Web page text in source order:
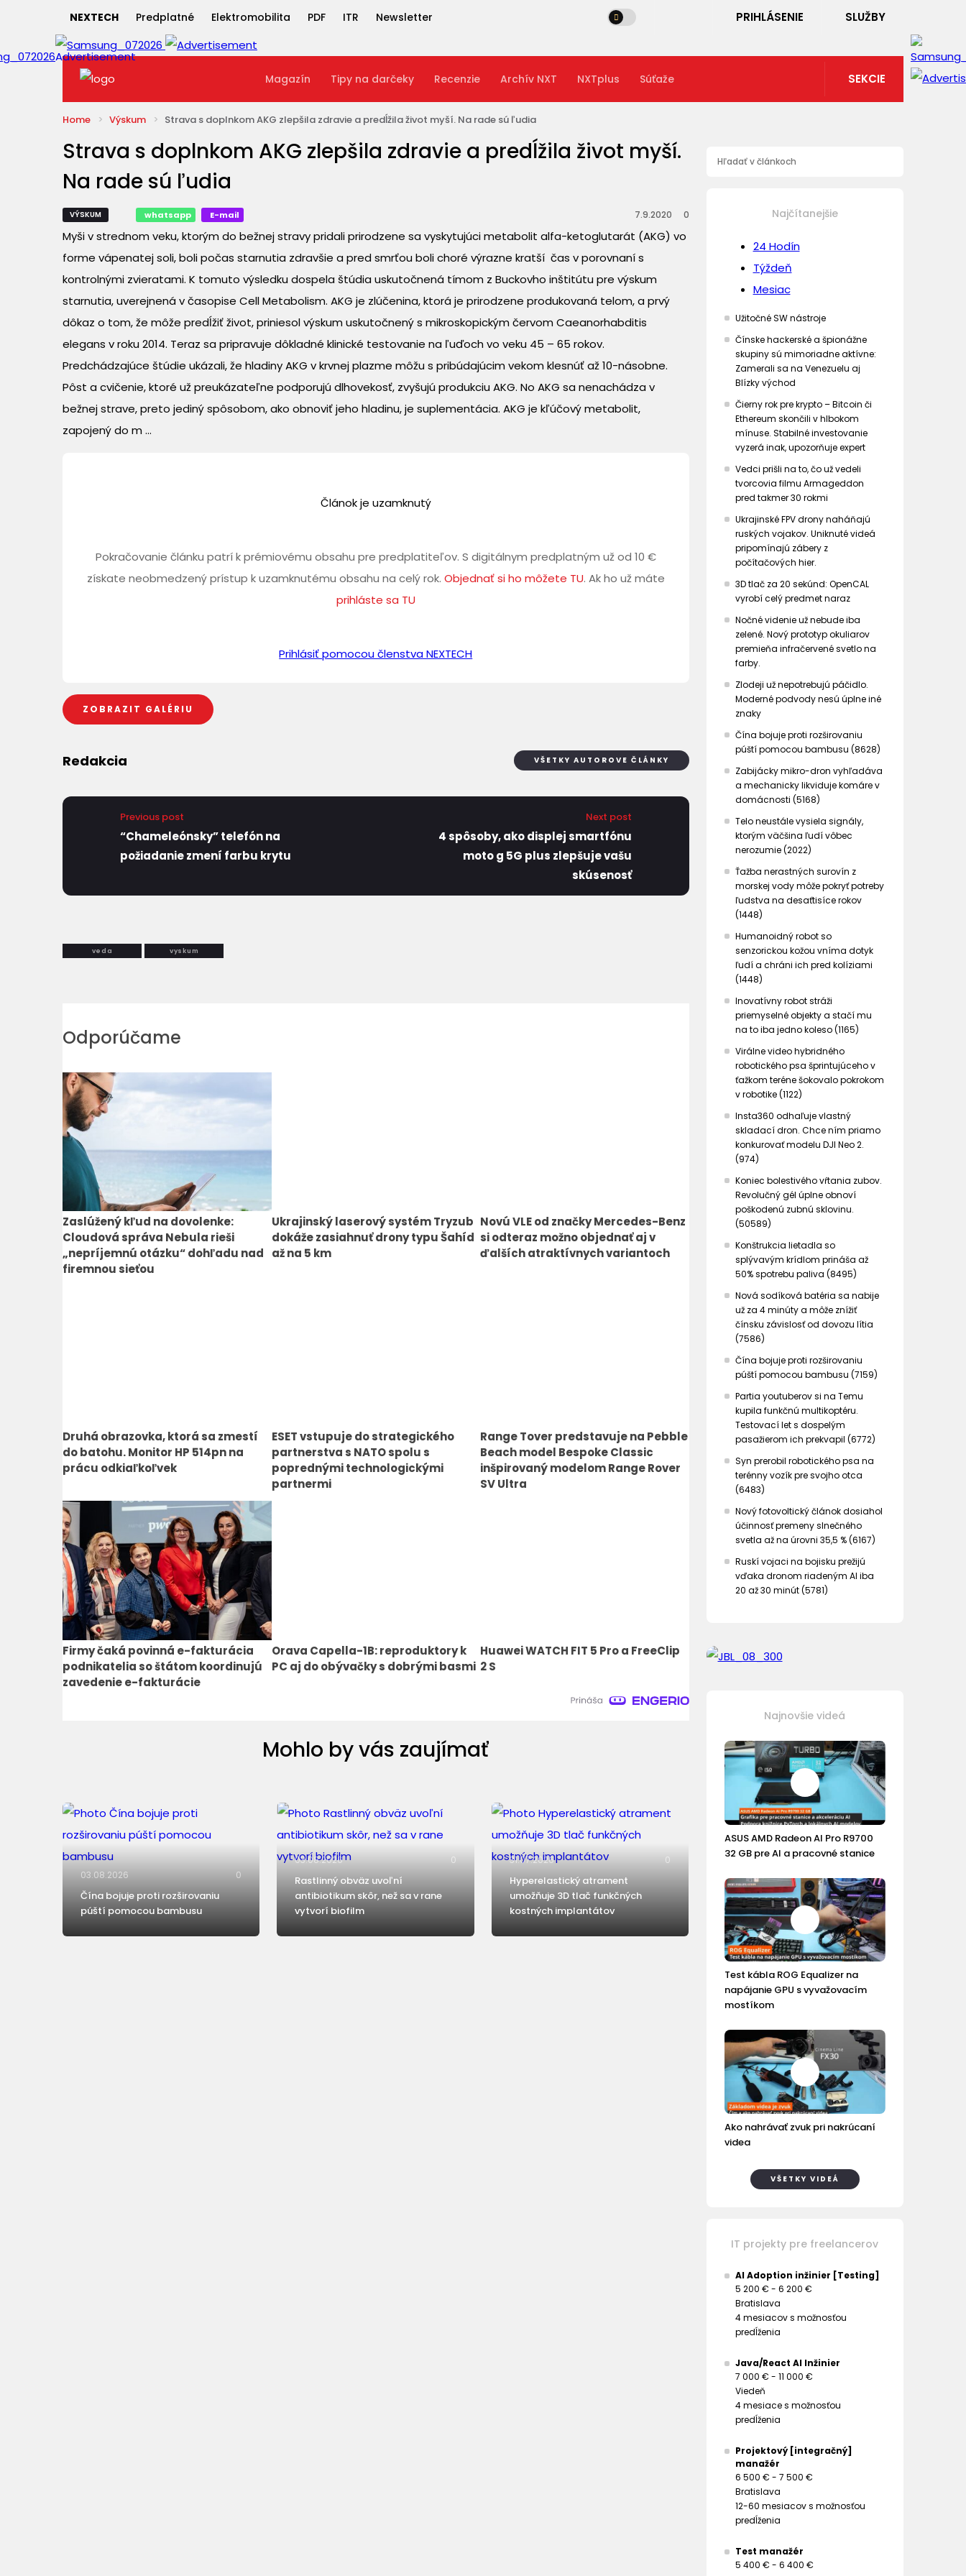
NEXTECH Predplatné Elektromobilita PDF ITR Newsletter PRIHLÁSENIE SLUŽBY
Magazín Tipy na darčeky Recenzie Archív NXT NXTplus Súťaže SEKCIE
Home Výskum Strava s doplnkom AKG zlepšila zdravie a predĺžila život myší. Na rade sú ľudia
Strava s doplnkom AKG zlepšila zdravie a predĺžila život myší.
Na rade sú ľudia
VÝSKUM whatsapp E-mail 7.9.2020 0
Myši v strednom veku, ktorým do bežnej stravy pridali prirodzene sa vyskytujúci metabolit alfa-ketoglutarát (AKG) vo
forme vápenatej soli, boli počas starnutia zdravšie a pred smrťou boli choré výrazne kratší čas v porovnaní s
kontrolnými zvieratami. K tomuto výsledku dospela štúdia uskutočnená tímom z Buckovho inštitútu pre výskum
starnutia, uverejnená v časopise Cell Metabolism. AKG je zlúčenina, ktorá je prirodzene produkovaná telom, a prvý
dôkaz o tom, že môže predĺžiť život, priniesol výskum uskutočnený s mikroskopickým červom Caeanorhabditis
elegans v roku 2014. Teraz sa pripravuje dôkladné klinické testovanie na ľuďoch vo veku 45 – 65 rokov.
Predchádzajúce štúdie ukázali, že hladiny AKG v krvnej plazme môžu s pribúdajúcim vekom klesnúť až 10-násobne.
Pôst a cvičenie, ktoré už preukázateľne podporujú dlhovekosť, zvyšujú produkciu AKG. No AKG sa nenachádza v
bežnej strave, preto jediný spôsobom, ako obnoviť jeho hladinu, je suplementácia. AKG je kľúčový metabolit,
zapojený do m ...
Článok je uzamknutý
Pokračovanie článku patrí k prémiovému obsahu pre predplatiteľov. S digitálnym predplatným už od 10 €
získate neobmedzený prístup k uzamknutému obsahu na celý rok. Objednať si ho môžete TU. Ak ho už máte
prihláste sa TU
Prihlásiť pomocou členstva NEXTECH
ZOBRAZIT GALÉRIU
Redakcia VŠETKY AUTOROVE ČLÁNKY
Previous post
“Chameleónsky” telefón na
požiadanie zmení farbu krytu
Next post
4 spôsoby, ako displej smartfónu
moto g 5G plus zlepšuje vašu
skúsenosť
veda vyskum
Odporúčame
Zaslúžený kľud na dovolenke:
Cloudová správa Nebula rieši
„nepríjemnú otázku“ dohľadu nad
firemnou sieťou
Ukrajinský laserový systém Tryzub
dokáže zasiahnuť drony typu Šahíd
až na 5 km
Novú VLE od značky Mercedes-Benz
si odteraz možno objednať aj v
ďalších atraktívnych variantoch
Druhá obrazovka, ktorá sa zmestí
do batohu. Monitor HP 514pn na
prácu odkiaľkoľvek
ESET vstupuje do strategického
partnerstva s NATO spolu s
poprednými technologickými
partnermi
Range Tover predstavuje na Pebble
Beach model Bespoke Classic
inšpirovaný modelom Range Rover
SV Ultra
Firmy čaká povinná e-fakturácia
podnikatelia so štátom koordinujú
zavedenie e-fakturácie
Orava Capella-1B: reproduktory k
PC aj do obývačky s dobrými basmi
Huawei WATCH FIT 5 Pro a FreeClip
2 S
Mohlo by vás zaujímať
03.08.2026 0
Čína bojuje proti rozširovaniu
púští pomocou bambusu
03.08.2026 0
Rastlinný obväz uvoľní
antibiotikum skôr, než sa v rane
vytvorí biofilm
31.07.2026 0
Hyperelastický atrament
umožňuje 3D tlač funkčných
kostných implantátov
Najčítanejšie
24 Hodín
Týždeň
Mesiac
Užitočné SW nástroje
Čínske hackerské a špionážne
skupiny sú mimoriadne aktívne:
Zamerali sa na Venezuelu aj
Blízky východ
Čierny rok pre krypto – Bitcoin či
Ethereum skončili v hlbokom
mínuse. Stabilné investovanie
vyzerá inak, upozorňuje expert
Vedci prišli na to, čo už vedeli
tvorcovia filmu Armageddon
pred takmer 30 rokmi
Ukrajinské FPV drony naháňajú
ruských vojakov. Uniknuté videá
pripomínajú zábery z
počítačových hier.
3D tlač za 20 sekúnd: OpenCAL
vyrobí celý predmet naraz
Nočné videnie už nebude iba
zelené. Nový prototyp okuliarov
premieňa infračervené svetlo na
farby.
Zlodeji už nepotrebujú páčidlo.
Moderné podvody nesú úplne iné
znaky
Čína bojuje proti rozširovaniu
púští pomocou bambusu (8628)
Zabijácky mikro-dron vyhľadáva
a mechanicky likviduje komáre v
domácnosti (5168)
Telo neustále vysiela signály,
ktorým väčšina ľudí vôbec
nerozumie (2022)
Ťažba nerastných surovín z
morskej vody môže pokryť potreby
ľudstva na desaťtisíce rokov
(1448)
Humanoidný robot so
senzorickou kožou vníma dotyk
ľudí a chráni ich pred kolíziami
(1448)
Inovatívny robot stráži
priemyselné objekty a stačí mu
na to iba jedno koleso (1165)
Virálne video hybridného
robotického psa šprintujúceho v
ťažkom teréne šokovalo pokrokom
v robotike (1122)
Insta360 odhaľuje vlastný
skladací dron. Chce ním priamo
konkurovať modelu DJI Neo 2.
(974)
Koniec bolestivého vŕtania zubov.
Revolučný gél úplne obnoví
poškodenú zubnú sklovinu.
(50589)
Konštrukcia lietadla so
splývavým krídlom prináša až
50% spotrebu paliva (8495)
Nová sodíková batéria sa nabije
už za 4 minúty a môže znížiť
čínsku závislosť od dovozu lítia
(7586)
Čína bojuje proti rozširovaniu
púští pomocou bambusu (7159)
Partia youtuberov si na Temu
kupila funkčnú multikoptéru.
Testovací let s dospelým
pasažierom ich prekvapil (6772)
Syn prerobil robotického psa na
terénny vozík pre svojho otca
(6483)
Nový fotovoltický článok dosiahol
účinnosť premeny slnečného
svetla až na úrovni 35,5 % (6167)
Ruskí vojaci na bojisku prežijú
vďaka dronom riadeným AI iba
20 až 30 minút (5781)
Najnovšie videá
ASUS AMD Radeon AI Pro R9700
32 GB pre AI a pracovné stanice
Test kábla ROG Equalizer na
napájanie GPU s vyvažovacím
mostíkom
Ako nahrávať zvuk pri nakrúcaní
videa
VŠETKY VIDEÁ
IT projekty pre freelancerov
AI Adoption inžinier [Testing]
5 200 € - 6 200 €
Bratislava
4 mesiacov s možnosťou
predĺženia
Java/React AI Inžinier
7 000 € - 11 000 €
Viedeň
4 mesiace s možnosťou
predĺženia
Projektový [integračný]
manažér
6 500 € - 7 500 €
Bratislava
12-60 mesiacov s možnosťou
predĺženia
Test manažér
5 400 € - 6 400 €